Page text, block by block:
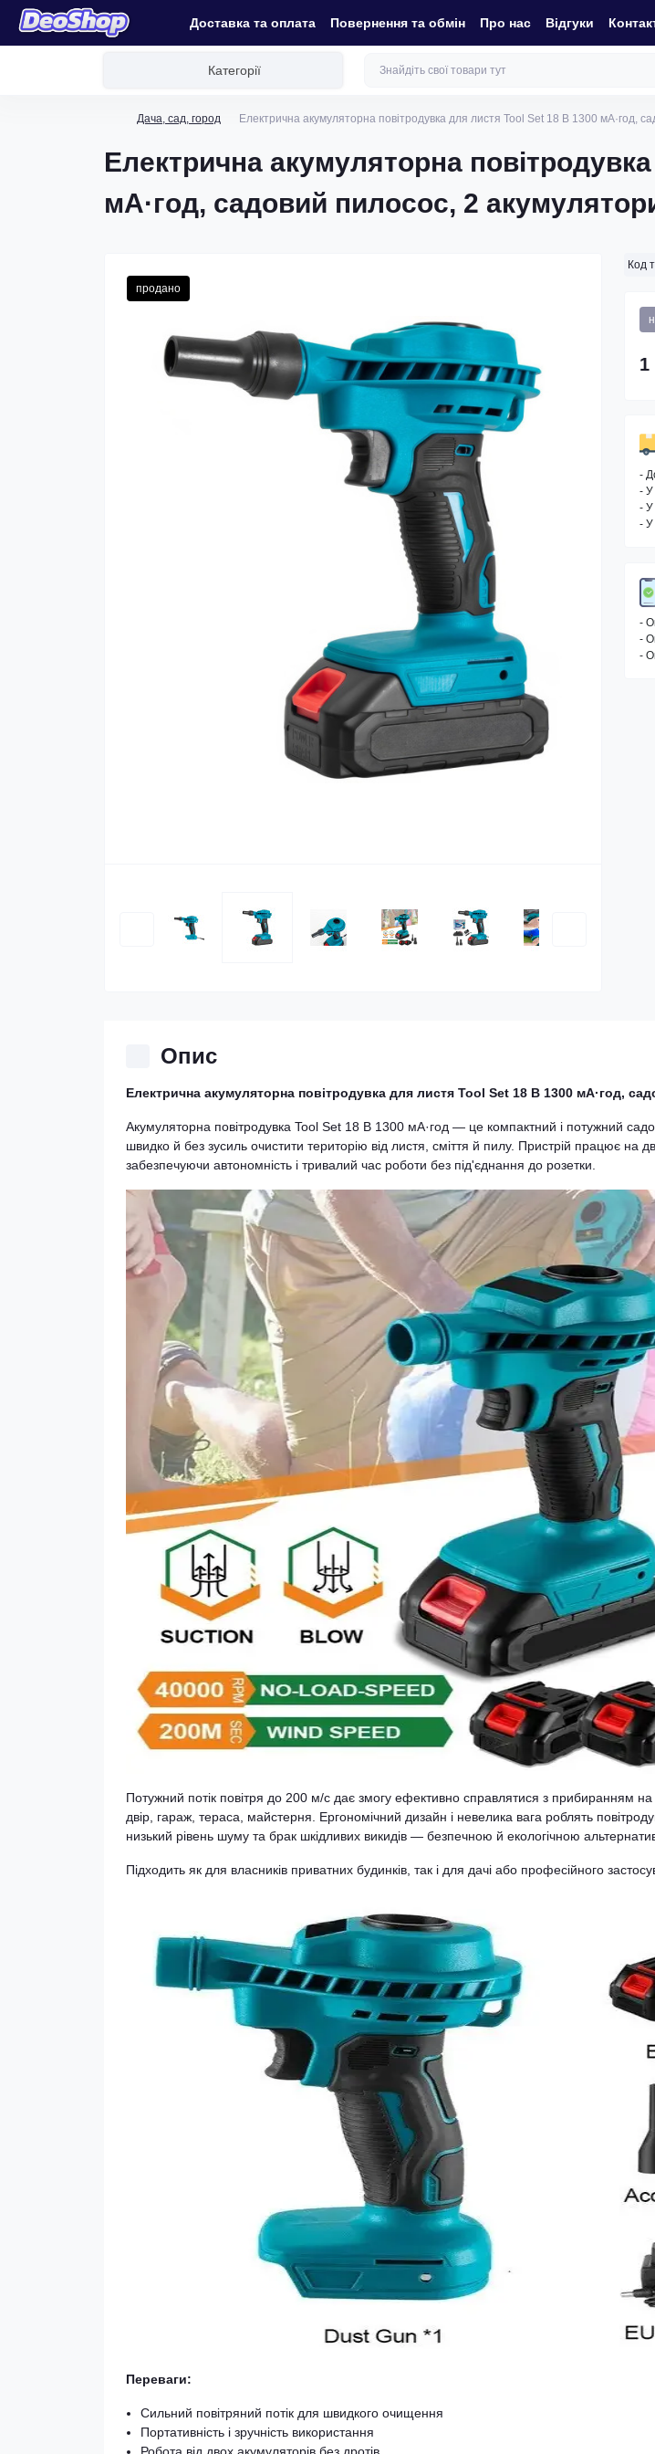
Доставка та оплата Повернення та обмін Про нас Відгуки
Категорії
Дача, сад, город Електрична акумуляторна повітродувка для листя Tool Set 18 В 1300 мА·год,
Електрична акумуляторна
мА·год, садовий пилосос, 2
продано
Код
1
-
- У
-
- У
-
-
-
Опис
Електрична акумуляторна повітродувка для листя Tool Set 18 В 1300 мА·год,
Акумуляторна повітродувка Tool Set 18 В 1300 мА·год — це компактний і потужний
швидко й без зусиль очистити територію від листя, сміття й пилу. Пристрій працює на
забезпечуючи автономність і тривалий час роботи без під'єднання до розетки.
Потужний потік повітря до 200 м/с дає змогу ефективно справлятися з прибиранням на
двір, гараж, тераса, майстерня. Ергономічний дизайн і невелика вага роблять
низький рівень шуму та брак шкідливих викидів — безпечною й екологічною
Підходить як для власників приватних будинків, так і для дачі або професійного
Переваги:
Сильний повітряний потік для швидкого очищення
Портативність і зручність використання